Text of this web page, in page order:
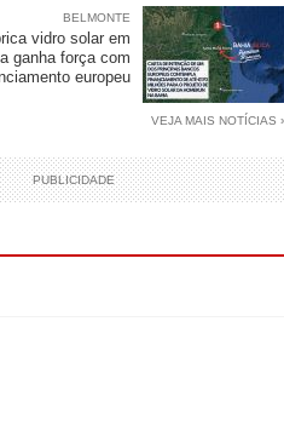
BELMONTE
vidro solar em
ganha força com
europeu
VEJA MAIS NOTÍCIAS
PUBLICIDADE